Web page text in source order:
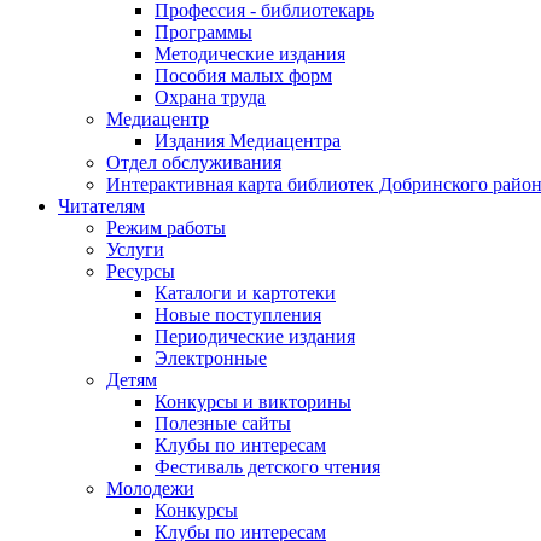
Профессия - библиотекарь
Программы
Методические издания
Пособия малых форм
Охрана труда
Медиацентр
Издания Медиацентра
Отдел обслуживания
Интерактивная карта библиотек Добринского
Читателям
Режим работы
Услуги
Ресурсы
Каталоги и картотеки
Новые поступления
Периодические издания
Электронные
Детям
Конкурсы и викторины
Полезные сайты
Клубы по интересам
Фестиваль детского чтения
Молодежи
Конкурсы
Клубы по интересам